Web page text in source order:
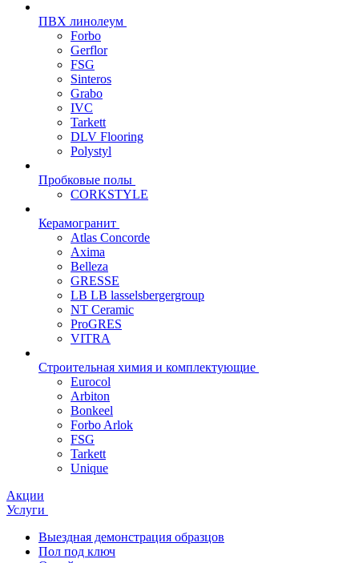
ПВХ линолеум
Forbo
Gerflor
FSG
Sinteros
Grabo
IVC
Tarkett
DLV Flooring
Polystyl
Пробковые полы
CORKSTYLE
Керамогранит
Atlas Concorde
Axima
Belleza
GRESSE
LB LB lasselsbergergroup
NT Ceramic
ProGRES
VITRA
Строительная химия и комплектующие
Eurocol
Arbiton
Bonkeel
Forbo Arlok
FSG
Tarkett
Unique
Акции
Услуги
Выездная демонстрация образцов
Пол под ключ